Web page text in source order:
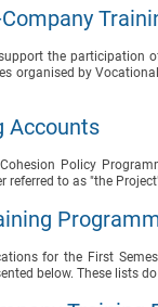
the participation
organised by
Accounts
Policy
referred to as "the
for the First
below. These lists